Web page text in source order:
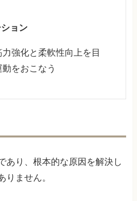
ョン
強化と柔軟性向上を目
をおこなう
あり、根本的な原因を解決し
りません。